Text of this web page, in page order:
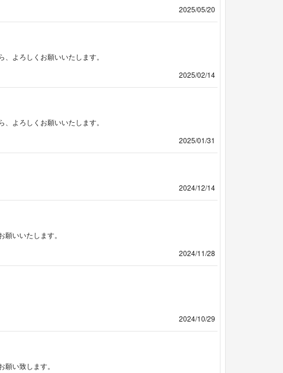
2025/05/20
よろしくお願いいたします。
2025/02/14
よろしくお願いいたします。
2025/01/31
2024/12/14
いいたします。
2024/11/28
2024/10/29
い致します。